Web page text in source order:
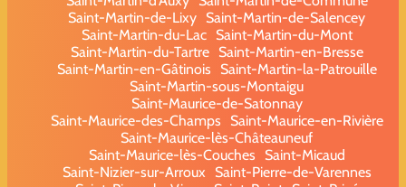
Saint-Martin-de-Lixy Saint-Martin-de-Salencey
Saint-Martin-du-Lac
Saint-Martin-du-Mont
Saint-Martin-du-Tartre
Saint-Martin-en-Bresse
Saint-Martin-en-Gâtinois
Saint-Martin-la-Patrouille
Saint-Martin-sous-Montaigu
Saint-Maurice-de-Satonnay
Saint-Maurice-des-Champs
Saint-Maurice-en-Rivière
Saint-Maurice-lès-Châteauneuf
Saint-Maurice-lès-Couches
Saint-Micaud
Saint-Nizier-sur-Arroux
Saint-Pierre-de-Varennes